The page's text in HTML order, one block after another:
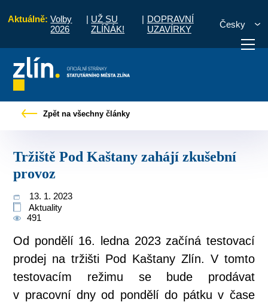
Aktuálně: Volby
2026
| UŽ SU
ZLÍŇÁK!
| DOPRAVNÍ
UZAVÍRKY
Česky
vyřídit Potřebuji zaplatit
Zpět na všechny články
Tržiště Pod Kaštany zahájí zkušební
provoz
13. 1. 2023
Aktuality
491
Od pondělí 16. ledna 2023 začíná testovací
prodej na tržišti Pod Kaštany Zlín. V tomto
testovacím režimu se bude prodávat
v pracovní dny od pondělí do pátku v čase